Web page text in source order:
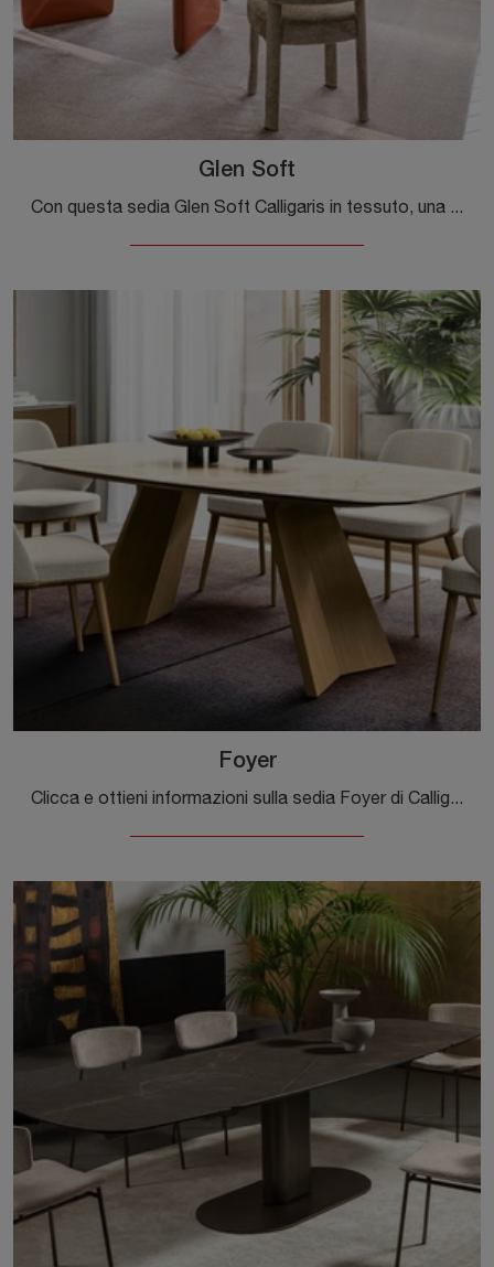
Glen Soft
Con questa sedia Glen Soft Calligaris in tessuto, una delle nostre sedute fisse design, potrai arricchire i tuoi interni.
Foyer
Clicca e ottieni informazioni sulla sedia Foyer di Calligaris in tessuto: le più belle Sedie fisse moderne ti aspettano.